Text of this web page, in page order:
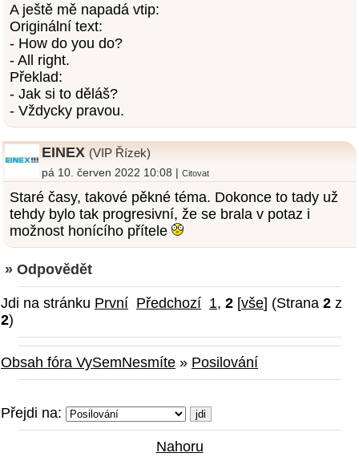
A ještě mě napadá vtip:
Originální text:
- How do you do?
- All right.
Překlad:
- Jak si to děláš?
- Vždycky pravou.
EINEX (VIP Řízek)
pá 10. červen 2022 10:08 |Citovat
Staré časy, takové pěkné téma. Dokonce to tady už
tehdy bylo tak progresivní, že se brala v potaz i
možnost honícího přítele
» Odpovědět
Jdi na stránku První Předchozí 1, 2 [vše] (Strana 2 z
2)
Obsah fóra VySemNesmíte » Posilování
Přejdi na:
Nahoru